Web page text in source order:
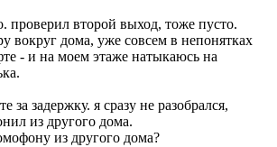
проверил второй выход, тоже пусто.
вокруг дома, уже совсем в непонятках
- и на моем этаже натыкаюсь на
за задержку. я сразу не разобрался,
из другого дома.
из другого дома?